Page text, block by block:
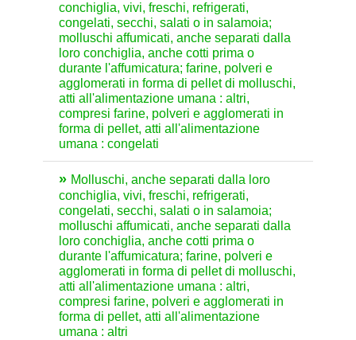
conchiglia, vivi, freschi, refrigerati,
congelati, secchi, salati o in salamoia;
molluschi affumicati, anche separati dalla
loro conchiglia, anche cotti prima o
durante l'affumicatura; farine, polveri e
agglomerati in forma di pellet di molluschi,
atti all'alimentazione umana : altri,
compresi farine, polveri e agglomerati in
forma di pellet, atti all'alimentazione
umana : congelati
Molluschi, anche separati dalla loro
conchiglia, vivi, freschi, refrigerati,
congelati, secchi, salati o in salamoia;
molluschi affumicati, anche separati dalla
loro conchiglia, anche cotti prima o
durante l'affumicatura; farine, polveri e
agglomerati in forma di pellet di molluschi,
atti all'alimentazione umana : altri,
compresi farine, polveri e agglomerati in
forma di pellet, atti all'alimentazione
umana : altri